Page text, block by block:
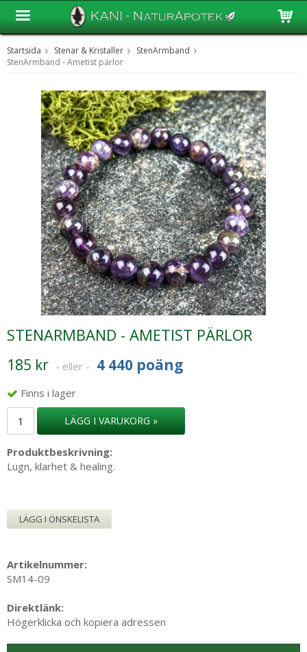
Produkten har blivit tillagd i varukorgen
Startsida Stenar & Kristaller
StenArmband
StenArmband - Ametist pärlor
STENARMBAND - AMETIST PÄRLOR
185 kr - eller - 4 440 poäng
Finns i lager
LÄGG I VARUKORG »
Produktbeskrivning:
Lugn, klarhet & healing.
LÄGG I ÖNSKELISTA
Artikelnummer:
SM14-09
Direktlänk:
Högerklicka och kopiera adressen